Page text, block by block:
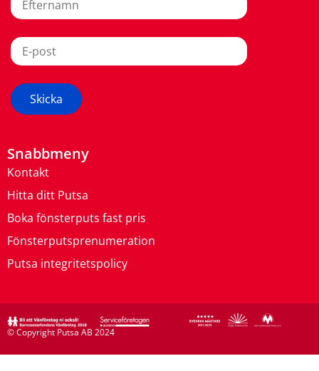
Snabbmeny
Kontakt
Hitta ditt Putsa
Boka fönsterputs fast pris
Fönsterputsprenumeration
Putsa integritetspolicy
© Copyright Putsa AB 2024